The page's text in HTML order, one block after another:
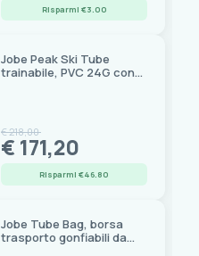
Risparmi €3.00
Jobe Peak Ski Tube
trainabile, PVC 24G con
€ 218,00
€ 171,20
Risparmi €46.80
Jobe Tube Bag, borsa
trasporto gonfiabili da